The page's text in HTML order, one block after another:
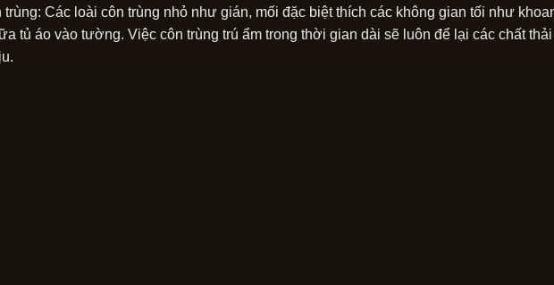
trùng: Các loài côn trùng nhỏ như gián, mối đặc biệt thích các không gian tối như
tủ áo vào tường. Việc côn trùng trú ẩm trong thời gian dài sẽ luôn để lại các chất